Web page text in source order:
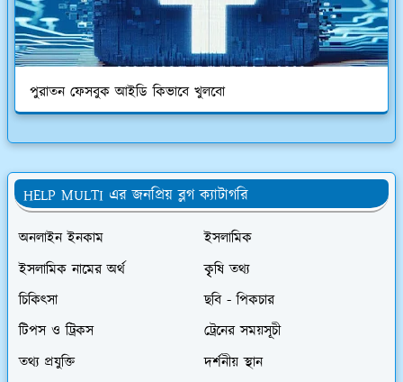
পুরাতন ফেসবুক আইডি কিভাবে খুলবো
HELP MULTI এর জনপ্রিয় ব্লগ ক্যাটাগরি
অনলাইন ইনকাম
ইসলামিক
ইসলামিক নামের অর্থ
কৃৃষি তথ্য
চিকিৎসা
ছবি - পিকচার
টিপস ও ট্রিকস
ট্রেনের সময়সূচী
তথ্য প্রযুক্তি
দর্শনীয় স্থান